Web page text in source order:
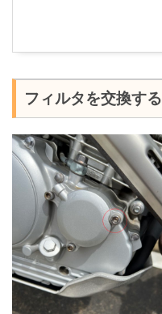
フィルタを交換する